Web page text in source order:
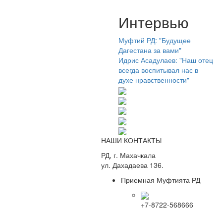
Интервью
Муфтий РД: "Будущее
Дагестана за вами"
Идрис Асадулаев: "Наш отец
всегда воспитывал нас в
духе нравственности"
НАШИ КОНТАКТЫ
РД, г. Махачкала
ул. Дахадаева 136.
Приемная Муфтията РД
+7-8722-568666